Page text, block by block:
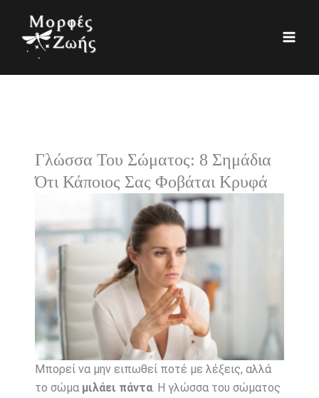
περιεχόμενο
Γλώσσα Του Σώματος: 8 Σημάδια
Ότι Κάποιος Σας Φοβάται Κρυφά
Μπορεί να μην ειπωθεί ποτέ με λέξεις, αλλά
το σώμα μιλάει πάντα. Η γλώσσα του σώματος
α
η
σ
ο